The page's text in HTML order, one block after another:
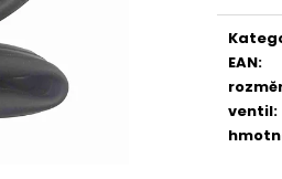
cena:
EAN:
ventil:
DÁMSKÝ - REDESIGN URBAN
WAKARY
Kč